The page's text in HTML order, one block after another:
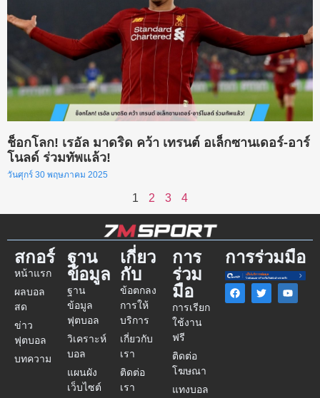
ช็อกโลก! เรอัล มาดริด คว้า เทรนต์ อเล็กซานเดอร์-อาร์
โนลด์ ร่วมทัพแล้ว!
วันศุกร์ 30 พฤษภาคม 2025
1 2 3 4
สกอร์
หน้าแรก
ผลบอล
สด
ข่าว
ฟุตบอล
บทความ
ฐาน
ข้อมูล
ฐาน
ข้อมูล
ฟุตบอล
วิเคราะห์
บอล
แผนผัง
เว็บไซต์
เกี่ยว
กับ
ข้อตกลง
การให้
บริการ
เกี่ยวกับ
เรา
ติดต่อ
เรา
การ
ร่วม
มือ
การเรียก
ใช้งาน
ฟรี
ติดต่อ
โฆษณา
แทงบอล
การร่วมมือ